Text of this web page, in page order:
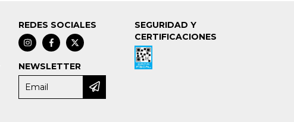
REDES SOCIALES
NEWSLETTER
SEGURIDAD Y
CERTIFICACIONES